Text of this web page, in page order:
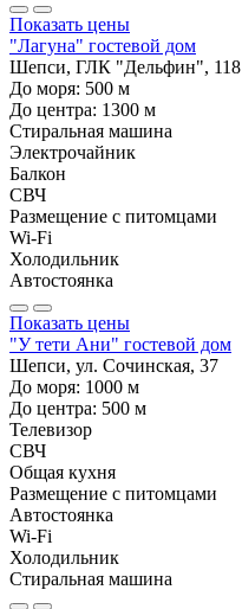
Показать цены
"Лагуна" гостевой дом
Шепси, ГЛК "Дельфин", 118
До моря: 500 м
До центра: 1300 м
Стиральная машина
Электрочайник
Балкон
СВЧ
Размещение с питомцами
Wi-Fi
Холодильник
Автостоянка
Показать цены
"У тети Ани" гостевой дом
Шепси, ул. Сочинская, 37
До моря: 1000 м
До центра: 500 м
Телевизор
СВЧ
Общая кухня
Размещение с питомцами
Автостоянка
Wi-Fi
Холодильник
Стиральная машина